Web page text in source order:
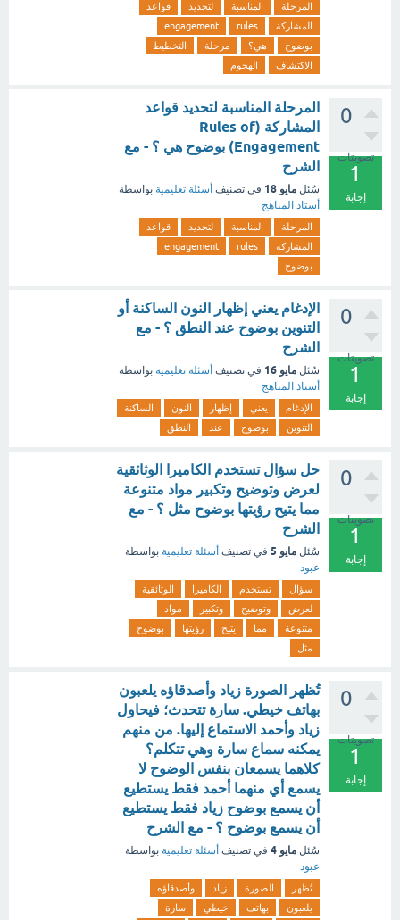
المرحلة المناسبة لتحديد
قواعد
المشاركة
rules
engagement
بوضوح
هي؟ مرحلة
التخطيط
الاكتشاف
الهجوم
0
تصويتات
1
إجابة
المرحلة المناسبة لتحديد قواعد
المشاركة (Rules of
Engagement) بوضوح هي ؟ - مع
الشرح
سُئل مايو 18 في تصنيف أسئلة تعليمية بواسطة
أستاذ المناهج
المرحلة المناسبة لتحديد
قواعد
المشاركة
rules
engagement
بوضوح
0
تصويتات
1
إجابة
الإدغام يعني إظهار النون الساكنة أو
التنوين بوضوح عند النطق ؟ - مع
الشرح
سُئل مايو 16 في تصنيف أسئلة تعليمية بواسطة
أستاذ المناهج
الإدغام يعني إظهار النون
الساكنة
التنوين
بوضوح عند النطق
0
تصويتات
1
إجابة
حل سؤال تستخدم الكاميرا الوثائقية
لعرض وتوضيح وتكبير مواد متنوعة
مما يتيح رؤيتها بوضوح مثل ؟ - مع
الشرح
سُئل مايو 5 في تصنيف أسئلة تعليمية بواسطة
عبود
سؤال تستخدم الكاميرا
الوثائقية
لعرض
وتوضيح وتكبير
مواد
متنوعة
مما يتيح رؤيتها
بوضوح
مثل
0
تصويتات
1
إجابة
تُظهر الصورة زياد وأصدقاؤه يلعبون
بهاتف خيطي. سارة تتحدث؛ فيحاول
زياد وأحمد الاستماع إليها. من منهم
يمكنه سماع سارة وهي تتكلم؟
كلاهما يسمعان بنفس الوضوح لا
يسمع أي منهما أحمد فقط يستطيع
أن يسمع بوضوح زياد فقط يستطيع
أن يسمع بوضوح ؟ - مع الشرح
سُئل مايو 4 في تصنيف أسئلة تعليمية بواسطة
عبود
تُظهر الصورة زياد
وأصدقاؤه
يلعبون
بهاتف خيطي سارة